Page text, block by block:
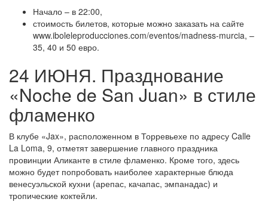
Начало – в 22:00,
стоимость билетов, которые можно заказать на сайте
www.iboleleproducciones.com/eventos/madness-murcia, –
35, 40 и 50 евро.
24 ИЮНЯ. Празднование
«Noche de San Juan» в стиле
фламенко
В клубе «Jax», расположенном в Торревьехе по адресу Calle
La Loma, 9, отметят завершение главного праздника
провинции Аликанте в стиле фламенко. Кроме того, здесь
можно будет попробовать наиболее характерные блюда
венесуэльской кухни (арепас, качапас, эмпанадас) и
тропические коктейли.